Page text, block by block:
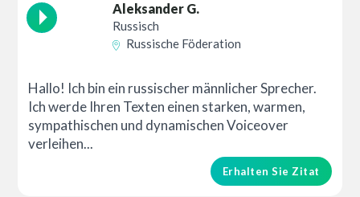
Aleksander G.
Russisch
Russische Föderation
Hallo! Ich bin ein russischer männlicher Sprecher.
Ich werde Ihren Texten einen starken, warmen,
sympathischen und dynamischen Voiceover
verleihen...
Erhalten Sie Zitat